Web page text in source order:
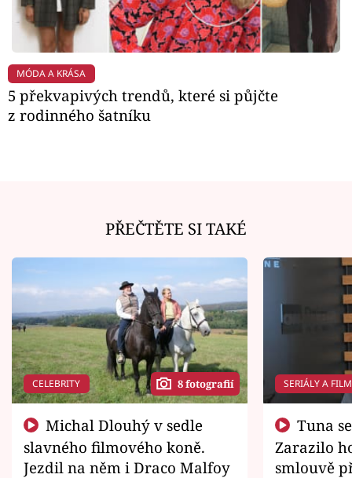
MÓDA A KRÁSA
5 překvapivých trendů, které si půjčte
z rodinného šatníku
PŘEČTĚTE SI TAKÉ
CELEBRITY 8 fotografií
slavného filmového koně.
Jezdil na něm i Draco Malfoy
SERIÁLY A
Zarazilo
smlouvě